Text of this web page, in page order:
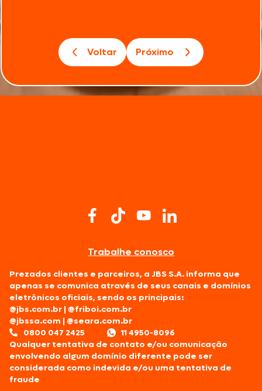
Voltar Próximo
Trabalhe conosco
Prezados clientes e parceiros, a JBS S.A. informa que
apenas se comunica através de seus canais e domínios
eletrônicos oficiais, sendo os principais:
@jbs.com.br |@friboi.com.br
@jbssa.com |@seara.com.br
0800 047 2425
11 4950-8096
Qualquer tentativa de contato e/ou comunicação
envolvendo algum domínio diferente pode ser
considerada como indevida e/ou uma tentativa de
fraude